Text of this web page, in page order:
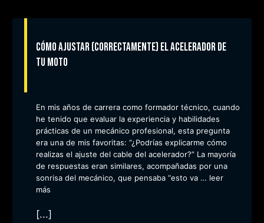
Cómo ajustar (correctamente) el acelerador de
tu moto
En mis años de carrera como formador técnico, cuando
he tenido que evaluar la experiencia y habilidades
prácticas de un mecánico profesional, esta pregunta
era una de mis favoritas: “¿Podrías explicarme cómo
realizas el ajuste del cable del acelerador?” La mayoría
de respuestas eran similares, acompañadas por una
sonrisa del mecánico, que pensaba “esto va … leer
más
[...]